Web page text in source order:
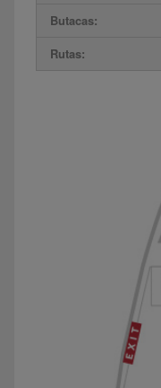
Butacas:
Rutas: